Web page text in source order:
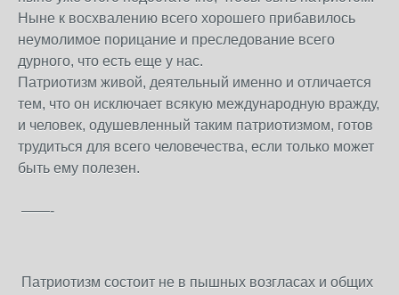
Ныне к восхвалению всего хорошего прибавилось
неумолимое порицание и преследование всего
дурного, что есть еще у нас.
Патриотизм живой, деятельный именно и отличается
тем, что он исключает всякую международную вражду,
и человек, одушевленный таким патриотизмом, готов
трудиться для всего человечества, если только может
быть ему полезен.
——-
Патриотизм состоит не в пышных возгласах и общих